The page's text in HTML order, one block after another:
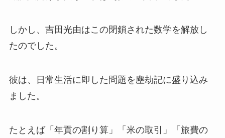
しかし、吉田光由はこの閉鎖された数学を解放し
たのでした。
彼は、日常生活に即した問題を塵劫記に盛り込み
ました。
たとえば「年貢の割り算」「米の取引」「旅費の